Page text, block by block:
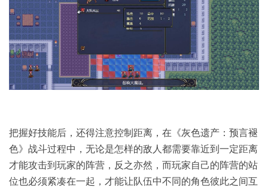
把握好技能后，还得注意控制距离，在《灰色遗产：预言褪
色》战斗过程中，无论是怎样的敌人都需要靠近到一定距离
才能攻击到玩家的阵营，反之亦然，而玩家自己的阵营的站
位也必须紧凑在一起，才能让队伍中不同的角色彼此之间互